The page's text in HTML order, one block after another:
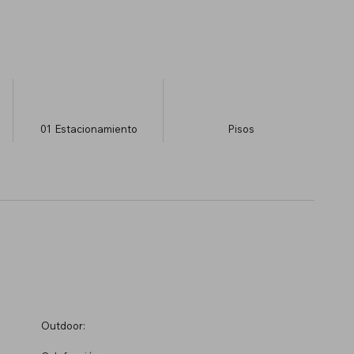
01 Estacionamiento ​Pisos
Outdoor: